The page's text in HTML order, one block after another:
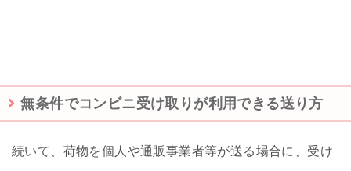
無条件でコンビニ受け取りが利用できる送り方
続いて、荷物を個人や通販事業者等が送る場合に、受け